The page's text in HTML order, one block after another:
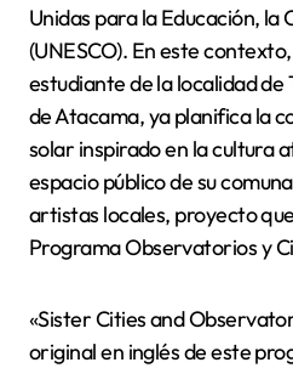
Unidas para la Educación, la
(UNESCO). En este
estudiante de la localidad de
de Atacama, ya planifica la
solar inspirado en la cultura
espacio público de su
artistas locales, proyecto
Programa Observatorios y
«Sister Cities and
original en inglés de este